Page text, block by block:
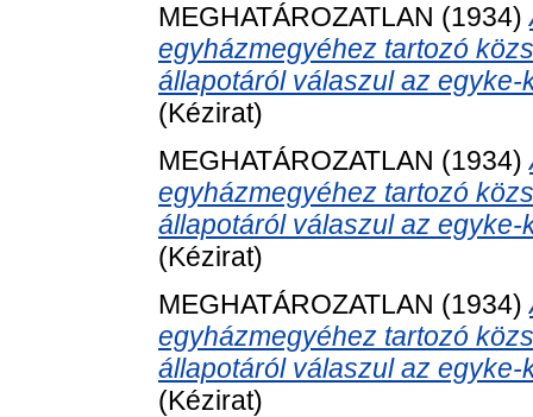
MEGHATÁROZATLAN (1934)
egyházmegyéhez tartozó
állapotáról válaszul az
(Kézirat)
MEGHATÁROZATLAN (1934)
egyházmegyéhez tartozó
állapotáról válaszul az
(Kézirat)
MEGHATÁROZATLAN (1934)
egyházmegyéhez tartozó
állapotáról válaszul az
(Kézirat)